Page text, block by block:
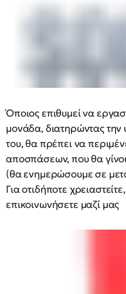
Όποιος επιθυμεί να
μονάδα, διατηρώντας
του, θα πρέπει να
αποσπάσεων, που θα
(θα ενημερώσουμε σε
Για οτιδήποτε
επικοινωνήσετε μαζί μας